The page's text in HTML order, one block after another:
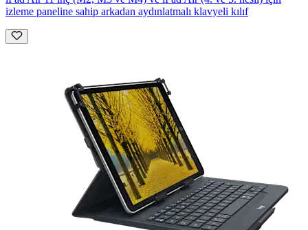
izleme paneline sahip arkadan aydınlatmalı klavyeli kılıf